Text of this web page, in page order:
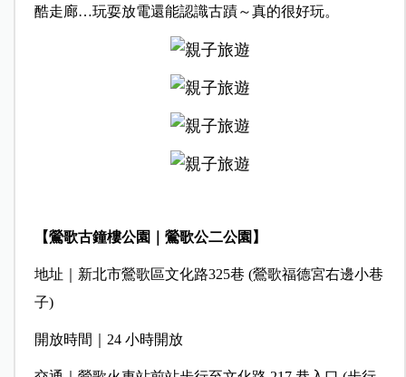
酷走廊…玩耍放電還能認識古蹟～真的很好玩。
【鶯歌古鐘樓公園｜鶯歌公二公園】
地址｜新北市鶯歌區文化路325巷 (鶯歌福德宮右邊小巷
子)
開放時間｜24 小時開放